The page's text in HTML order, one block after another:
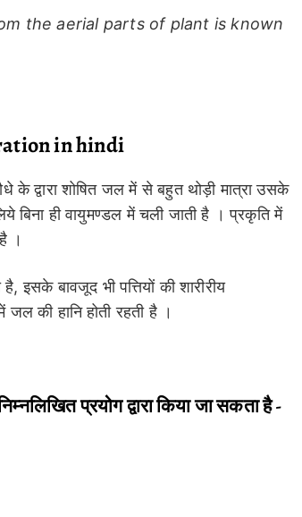
the aerial parts of plant is known
in hindi
द्वारा शोषित जल में से बहुत थोड़ी मात्रा उसके
बिना ही वायुमण्डल में चली जाती है । प्रकृति में
।
इसके बावजूद भी पत्तियों की शारीरीय
की हानि होती रहती है ।
प्रयोग द्वारा किया जा सकता है -